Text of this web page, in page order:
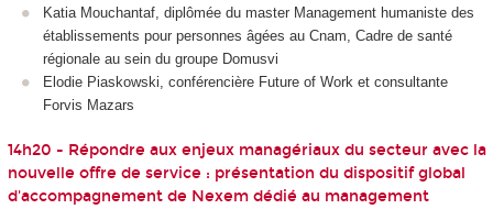
Katia Mouchantaf, diplômée du master Management humaniste des
établissements pour personnes âgées au Cnam, Cadre de santé
régionale au sein du groupe Domusvi
Elodie Piaskowski, conférencière Future of Work et consultante
Forvis Mazars
14h20 - Répondre aux enjeux managériaux du secteur avec la
nouvelle offre de service : présentation du dispositif global
d'accompagnement de Nexem dédié au management